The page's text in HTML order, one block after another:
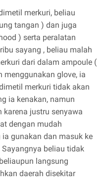
merkuri, beliau
tangan ) dan juga
) serta peralatan
sayang , beliau malah
dari dalam ampoule (
menggunakan glove, ia
merkuri tidak akan
ia kenakan, namun
karena justru senyawa
dengan mudah
gunakan dan masuk ke
beliau tidak
langsung
daerah disekitar